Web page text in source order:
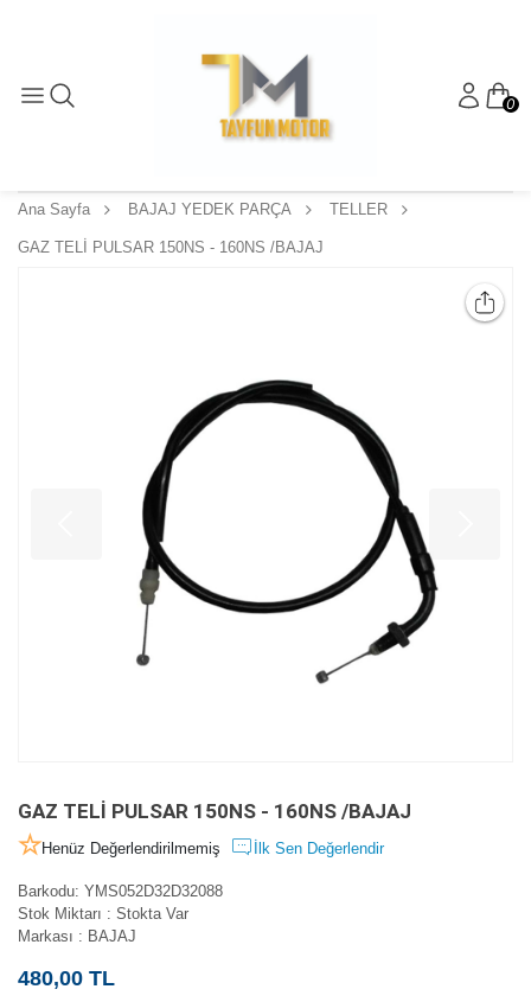
0
Ana Sayfa BAJAJ YEDEK PARÇA TELLER
GAZ TELİ PULSAR 150NS - 160NS /BAJAJ
GAZ TELİ PULSAR 150NS - 160NS /BAJAJ
Henüz Değerlendirilmemiş İlk Sen Değerlendir
Barkodu: YMS052D32D32088
Stok Miktarı : Stokta Var
Markası : BAJAJ
480,00 TL